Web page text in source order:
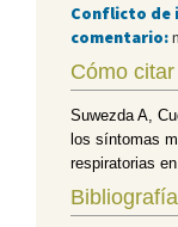
Conflicto de
comentario:
Cómo
Suwezda A,
los síntomas
respiratorias
Bibliografía